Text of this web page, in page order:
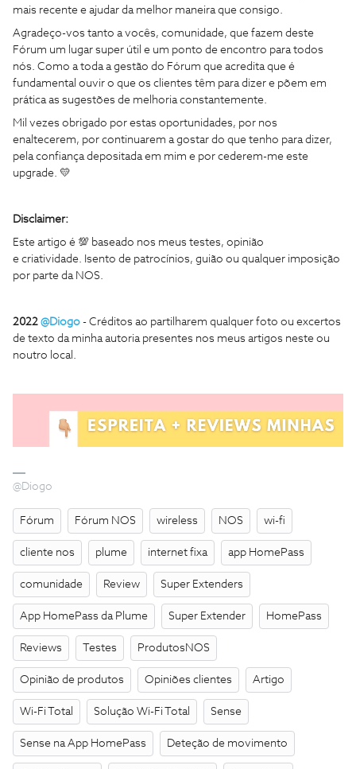
mais recente e ajudar da melhor maneira que consigo.
Agradeço-vos tanto a vocês, comunidade, que fazem deste
Fórum um lugar super útil e um ponto de encontro para todos
nós. Como a toda a gestão do Fórum que acredita que é
fundamental ouvir o que os clientes têm para dizer e põem em
prática as sugestões de melhoria constantemente.
Mil vezes obrigado por estas oportunidades, por nos
enaltecerem, por continuarem a gostar do que tenho para dizer,
pela confiança depositada em mim e por cederem-me este
upgrade. 💛
Disclaimer:
Este artigo é 💯 baseado nos meus testes, opinião
e criatividade. Isento de patrocínios, guião ou qualquer imposição
por parte da NOS.
2022 @Diogo - Créditos ao partilharem qualquer foto ou excertos
de texto da minha autoria presentes nos meus artigos neste ou
noutro local.
@Diogo
Fórum Fórum NOS wireless NOS wi-fi
cliente nos plume internet fixa app HomePass
comunidade Review Super Extenders
App HomePass da Plume Super Extender HomePass
Reviews Testes ProdutosNOS
Opinião de produtos Opiniões clientes Artigo
Wi-Fi Total Solução Wi-Fi Total Sense
Sense na App HomePass Deteção de movimento